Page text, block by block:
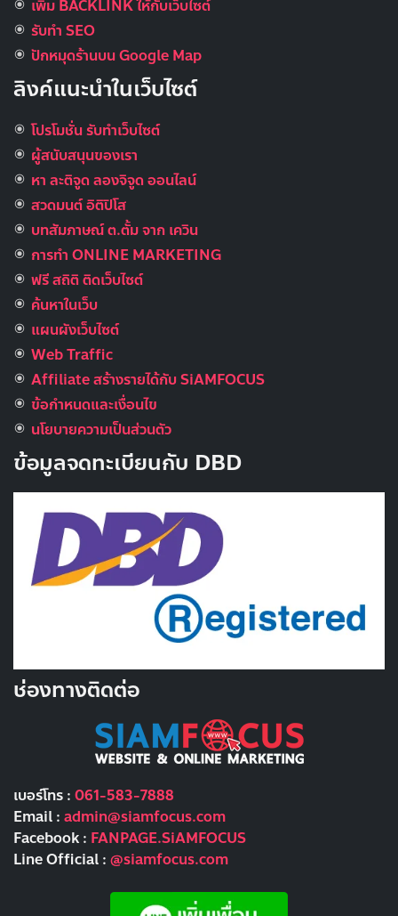
เพิ่ม BACKLINK ให้กับเว็บไซต์
รับทำ SEO
ปักหมุดร้านบน Google Map
ลิงค์แนะนำในเว็บไซต์
โปรโมชั่น รับทำเว็บไซต์
ผู้สนับสนุนของเรา
หา ละติจูด ลองจิจูด ออนไลน์
สวดมนต์ อิติปิโส
บทสัมภาษณ์ ต.ตั้ม จาก เควิน
การทำ ONLINE MARKETING
ฟรี สถิติ ติดเว็บไซต์
ค้นหาในเว็บ
แผนผังเว็บไซต์
Web Traffic
Affiliate สร้างรายได้กับ SiAMFOCUS
ข้อกำหนดและเงื่อนไข
นโยบายความเป็นส่วนตัว
ข้อมูลจดทะเบียนกับ DBD
ช่องทางติดต่อ
เบอร์โทร : 061-583-7888
Email : admin@siamfocus.com
Facebook : FANPAGE.SiAMFOCUS
Line Official : @siamfocus.com